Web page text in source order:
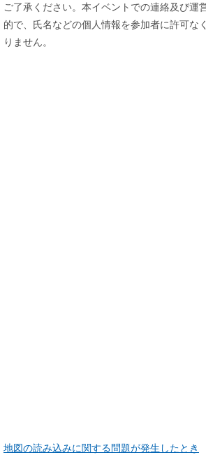
ご了承ください。本イベントでの連絡及び運
的で、氏名などの個人情報を参加者に許可な
りません。
地図の読み込みに関する問題が発生したとき